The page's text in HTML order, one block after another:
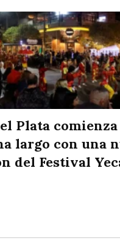
Plata
largo con una
del Festival